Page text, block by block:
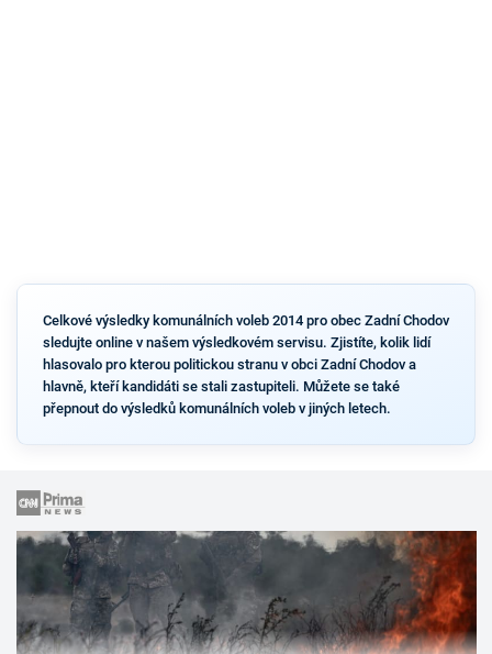
Celkové výsledky komunálních voleb 2014 pro obec Zadní Chodov
sledujte online v našem výsledkovém servisu. Zjistíte, kolik lidí
hlasovalo pro kterou politickou stranu v obci Zadní Chodov a
hlavně, kteří kandidáti se stali zastupiteli. Můžete se také
přepnout do výsledků komunálních voleb v jiných letech.